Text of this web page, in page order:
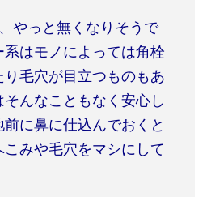
やっと無くなりそうで
はモノによっては角栓
毛穴が目立つものもあ
んなこともなく安心し
に鼻に仕込んでおくと
みや毛穴をマシにして